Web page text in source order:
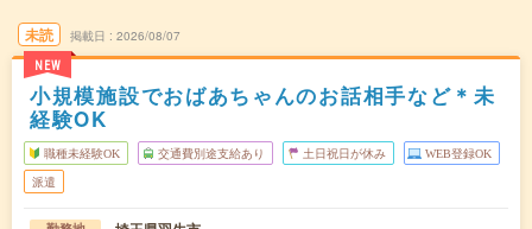
未読
NEW
掲載日 2026/08/07
小規模施設でおばあちゃんのお話相手など＊未
経験OK
職種未経験OK 交通費別途支給あり 土日祝日が休み WEB登録OK
派遣